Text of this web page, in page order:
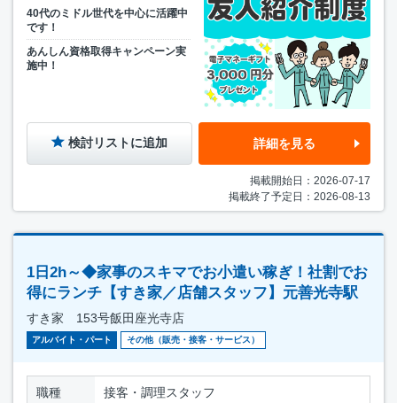
40代のミドル世代を中心に活躍中
です！
あんしん資格取得キャンペーン実
施中！
検討リストに追加 詳細を見る
掲載開始日：2026-07-17
掲載終了予定日：2026-08-13
1日2h～◆家事のスキマでお小遣い稼ぎ！社割でお
得にランチ【すき家／店舗スタッフ】元善光寺駅
すき家 153号飯田座光寺店
アルバイト・パート その他（販売・接客・サービス）
職種 接客・調理スタッフ